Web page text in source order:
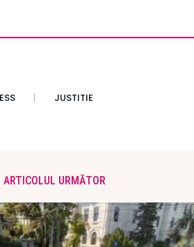
JUSTITIE
ARTICOLUL URMĂTOR